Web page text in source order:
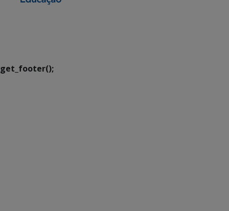
get_footer();